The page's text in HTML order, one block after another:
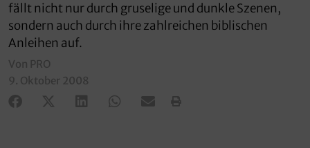
fällt nicht nur durch gruselige und dunkle Szenen,
sondern auch durch ihre zahlreichen biblischen
Anleihen auf.
Von PRO
9. Oktober 2008